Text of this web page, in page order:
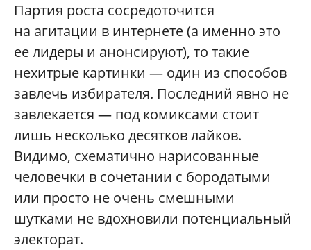
Партия роста сосредоточится
на агитации в интернете (а именно это
ее лидеры и анонсируют), то такие
нехитрые картинки — один из способов
завлечь избирателя. Последний явно не
завлекается — под комиксами стоит
лишь несколько десятков лайков.
Видимо, схематично нарисованные
человечки в сочетании с бородатыми
или просто не очень смешными
шутками не вдохновили потенциальный
электорат.